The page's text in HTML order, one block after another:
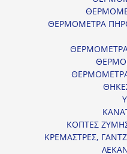
ΘΕΡΜΟΜΕΤΡΑ
ΚΟΠΤΕΣ ΖΥΜΗΣ
ΚΡΕΜΑΣΤΡΕΣ,